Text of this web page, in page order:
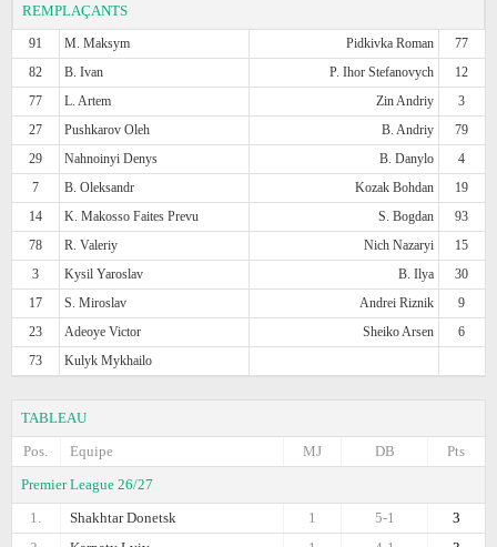
REMPLAÇANTS
91 M. Maksym Pidkivka Roman
77
82
B. Ivan P. Ihor Stefanovych
12
77
L. Artem Zin Andriy
3
27
Pushkarov Oleh B. Andriy
79
29
Nahnoinyi Denys B. Danylo
4
7
B. Oleksandr Kozak Bohdan
19
14
K. Makosso Faites Prevu S. Bogdan
93
78
R. Valeriy Nich Nazaryi
15
3
Kysil Yaroslav B. Ilya
30
17
S. Miroslav Andrei Riznik
9
23
Adeoye Victor Sheiko Arsen
6
73
Kulyk Mykhailo
TABLEAU
Pos.
Equipe Pts
DB
MJ
Premier League 26/27
1.
Shakhtar Donetsk 3
5-1
1